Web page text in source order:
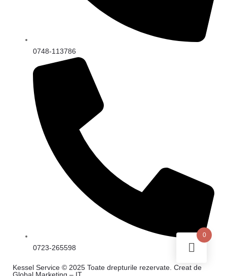
0748-113786
0723-265598
Kessel Service © 2025 Toate drepturile rezervate. Creat de
Global Marketing – IT
0